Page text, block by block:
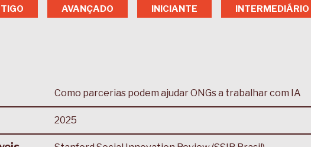
AVANÇADO INICIANTE INTERMEDIÁRIO
Como parcerias podem ajudar ONGs a trabalhar com IA
2025